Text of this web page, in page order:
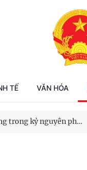
TẾ VĂN HÓA
kỷ nguyên mới
Chiến dịch 500 ngày đêm tìm kiếm, quy tập và xác định danh tính hài cốt liệt sĩ
Bảo vệ nền tảng tư tưởng của Đảng trong kỷ nguyên phát triển mới
chiến lược, lâu dài